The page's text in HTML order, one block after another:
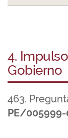
4.
Gobierno
463.
PE/005999-